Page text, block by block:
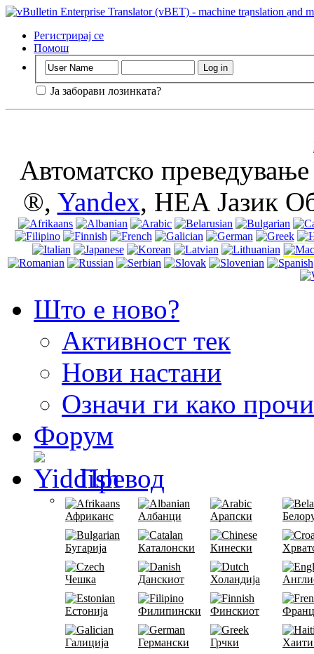
Важно: Оваа
Регистрирај се
Помош
Ја заборави лозинката?
Автоматско
®, Yandex, НЕА Јазик
Што е ново?
Активност тек
Нови настани
Означи ги како
Форум
Превод
Африканс Албанци Арапски
Бугарија Каталонски Кинески
Чешка Данскиот Холандија
Естонија Филипински Финскиот
Галиција Германски Грчки